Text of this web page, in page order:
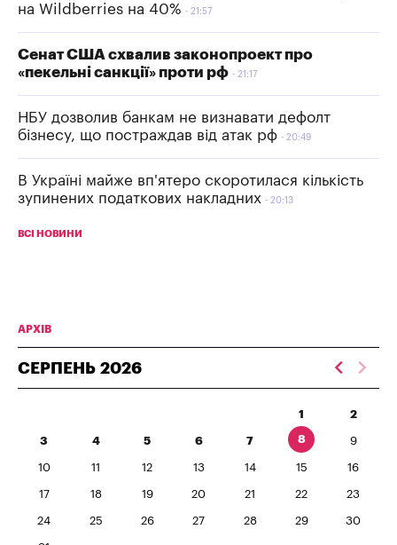
на Wildberries на 40%
21:57
Сенат США схвалив законопроект про
«пекельні санкції» проти рф
21:17
НБУ дозволив банкам не визнавати дефолт
бізнесу, що постраждав від атак рф
20:49
В Україні майже вп'ятеро скоротилася кількість
зупинених податкових накладних
20:13
ВСІ НОВИНИ
АРХІВ
СЕРПЕНЬ 2026
1 2
3 4 5 6 7 8 9
10 11 12 13 14 15 16
17 18 19 20 21 22 23
24 25 26 27 28 29 30